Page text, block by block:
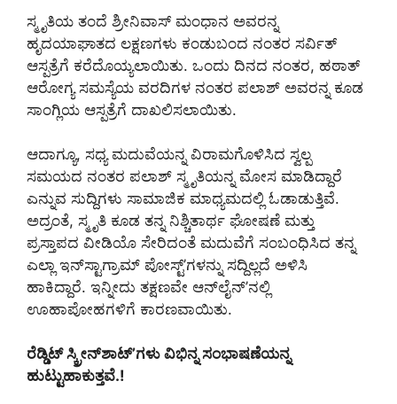
ಸ್ಮೃತಿಯ ತಂದೆ ಶ್ರೀನಿವಾಸ್ ಮಂಧಾನ ಅವರನ್ನ
ಹೃದಯಾಘಾತದ ಲಕ್ಷಣಗಳು ಕಂಡುಬಂದ ನಂತರ ಸರ್ವಿತ್
ಆಸ್ಪತ್ರೆಗೆ ಕರೆದೊಯ್ಯಲಾಯಿತು. ಒಂದು ದಿನದ ನಂತರ, ಹಠಾತ್
ಆರೋಗ್ಯ ಸಮಸ್ಯೆಯ ವರದಿಗಳ ನಂತರ ಪಲಾಶ್ ಅವರನ್ನ ಕೂಡ
ಸಾಂಗ್ಲಿಯ ಆಸ್ಪತ್ರೆಗೆ ದಾಖಲಿಸಲಾಯಿತು.
ಆದಾಗ್ಯೂ, ಸಧ್ಯ ಮದುವೆಯನ್ನ ವಿರಾಮಗೊಳಿಸಿದ ಸ್ವಲ್ಪ
ಸಮಯದ ನಂತರ ಪಲಾಶ್ ಸ್ಮೃತಿಯನ್ನ ಮೋಸ ಮಾಡಿದ್ದಾರೆ
ಎನ್ನುವ ಸುದ್ದಿಗಳು ಸಾಮಾಜಿಕ ಮಾಧ‍್ಯಮದಲ್ಲಿ ಓಡಾಡುತ್ತಿವೆ.
ಅದ್ರಂತೆ, ಸ್ಮೃತಿ ಕೂಡ ತನ್ನ ನಿಶ್ಚಿತಾರ್ಥ ಘೋಷಣೆ ಮತ್ತು
ಪ್ರಸ್ತಾಪದ ವೀಡಿಯೊ ಸೇರಿದಂತೆ ಮದುವೆಗೆ ಸಂಬಂಧಿಸಿದ ತನ್ನ
ಎಲ್ಲಾ ಇನ್‌ಸ್ಟಾಗ್ರಾಮ್ ಪೋಸ್ಟ್‌’ಗಳನ್ನು ಸದ್ದಿಲ್ಲದೆ ಅಳಿಸಿ
ಹಾಕಿದ್ದಾರೆ. ಇನ್ನೀದು ತಕ್ಷಣವೇ ಆನ್‌ಲೈನ್‌’ನಲ್ಲಿ
ಊಹಾಪೋಹಗಳಿಗೆ ಕಾರಣವಾಯಿತು.
ರೆಡ್ಡಿಟ್ ಸ್ಕ್ರೀನ್‌ಶಾಟ್‌’ಗಳು ವಿಭಿನ್ನ ಸಂಭಾಷಣೆಯನ್ನ
ಹುಟ್ಟುಹಾಕುತ್ತವೆ.!